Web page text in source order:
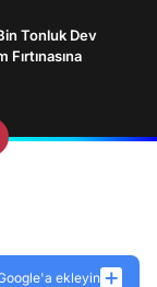
Tonluk Dev
Fırtınasına
ekleyin